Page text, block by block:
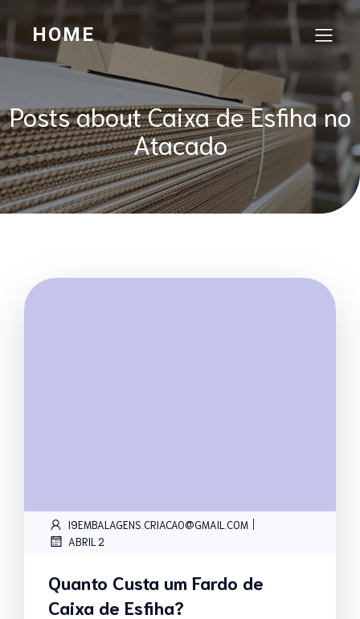
HOME
Posts about Caixa de Esfiha no
Atacado
I9EMBALAGENS.CRIACAO@GMAIL.COM |
ABRIL 2
Quanto Custa um Fardo de
Caixa de Esfiha?